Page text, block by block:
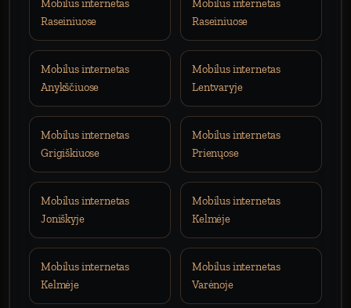
Mobilus internetas
Raseiniuose
Mobilus internetas
Raseiniuose
Mobilus internetas
Anykščiuose
Mobilus internetas
Lentvaryje
Mobilus internetas
Grigiškiuose
Mobilus internetas
Prienųose
Mobilus internetas
Joniškyje
Mobilus internetas
Kelmėje
Mobilus internetas
Kelmėje
Mobilus internetas
Varėnoje